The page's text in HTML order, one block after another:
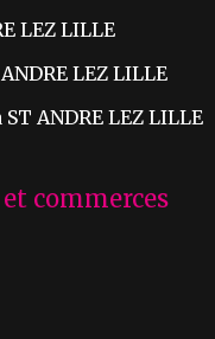
LEZ LILLE
LEZ LILLE
ANDRE LEZ LILLE
commerces